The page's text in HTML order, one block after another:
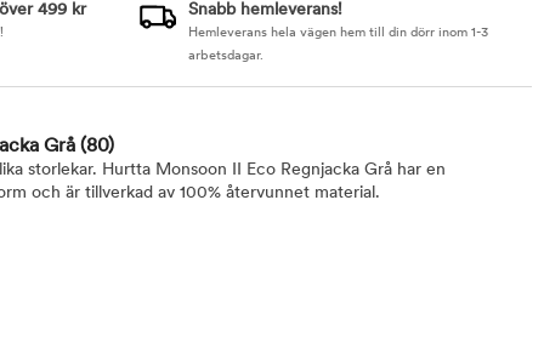
499 kr Snabb hemleverans!
Hemleverans hela vägen hem till din dörr inom 1-3
arbetsdagar.
Grå (80)
storlekar. Hurtta Monsoon II Eco Regnjacka Grå har en
och är tillverkad av 100% återvunnet material.